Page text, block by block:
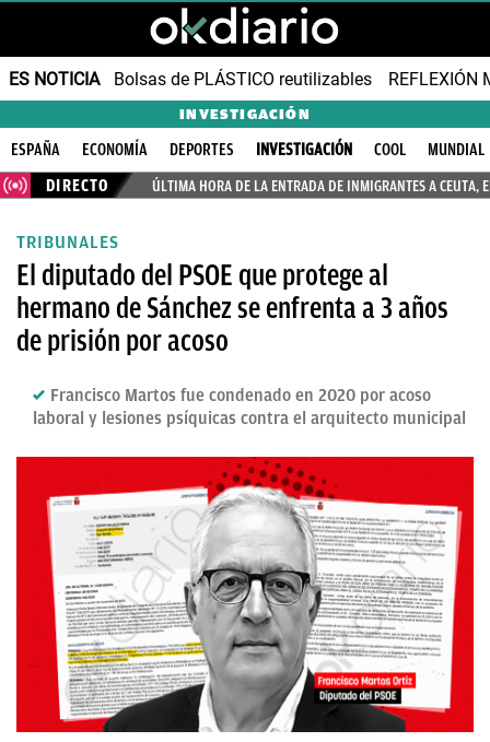
ES NOTICIA Bolsas de PLÁSTICO reutilizables REFLEXIÓN
INVESTIGACIÓN
ESPAÑA ECONOMÍA DEPORTES INVESTIGACIÓN COOL
MUNDIAL
DIRECTO
ÚLTIMA HORA DE LA ENTRADA DE INMIGRANTES A CEUTA,
TRIBUNALES
El diputado del PSOE que protege al
hermano de Sánchez se enfrenta a 3 años
de prisión por acoso
Francisco Martos fue condenado en 2020 por acoso
laboral y lesiones psíquicas contra el arquitecto municipal